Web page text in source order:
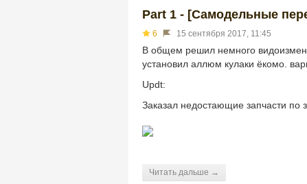
Part 1 - [Самодельные
6 15 сентября 2017, 11:45
В общем решил немного
установил аллюм кулаки ёкомо.
Updt:
Заказал недостающие запчасти по
Читать дальше →